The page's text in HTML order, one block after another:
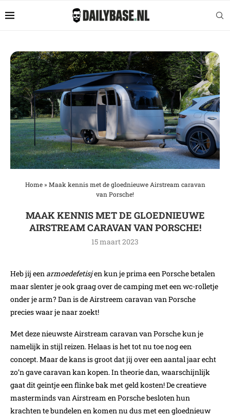
Home» Maak kennis met de gloednieuwe Airstream caravan
van Porsche!
MAAK KENNIS MET DE GLOEDNIEUWE
AIRSTREAM CARAVAN VAN PORSCHE!
15 maart 2023
Heb jij een armoedefetisjen kun je prima een Porsche betalen
maar slenter je ook graag over de camping met een wc-rolletje
onder je arm? Dan is de Airstreem caravan van Porsche
precies waar je naar zoekt!
Met deze nieuwste Airstream caravan van Porsche kun je
namelijk in stijl reizen. Helaas is het tot nu toe nog een
concept. Maar de kans is groot dat jij over een aantal jaar echt
zo’n gave caravan kan kopen. In theorie dan, waarschijnlijk
gaat dit geintje een flinke bak met geld kosten! De creatieve
masterminds van Airstream en Porsche besloten hun
krachten te bundelen en komen nu dus met een gloednieuw